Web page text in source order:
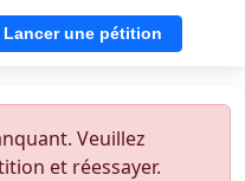
Lancer une pétition
Veuillez
et réessayer.